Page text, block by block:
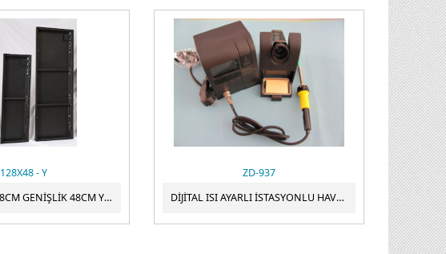
128X48 - Y
P10 KASA - 128CM GENİŞLİK 48CM YÜKSEKLİK YATAY TEK YÖN KASA
ZD-937
DİJİTAL ISI AYARLI İSTASYONLU HAVYA ZD-937